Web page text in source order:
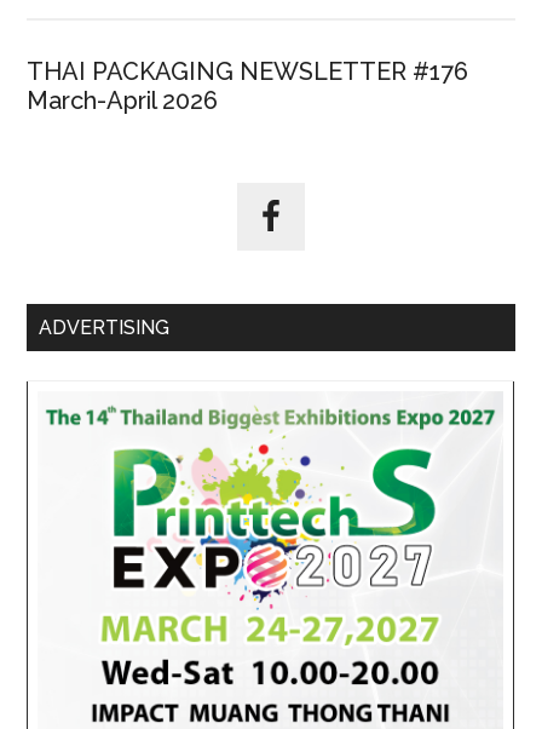
THAI PACKAGING NEWSLETTER #176
March-April 2026
ADVERTISING